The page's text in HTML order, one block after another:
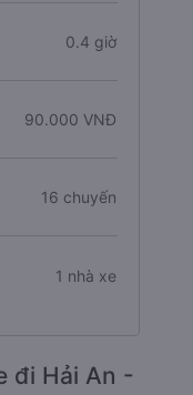
0.4 giờ
90.000 VNĐ
16 chuyến
1 nhà xe
đi Hải An -